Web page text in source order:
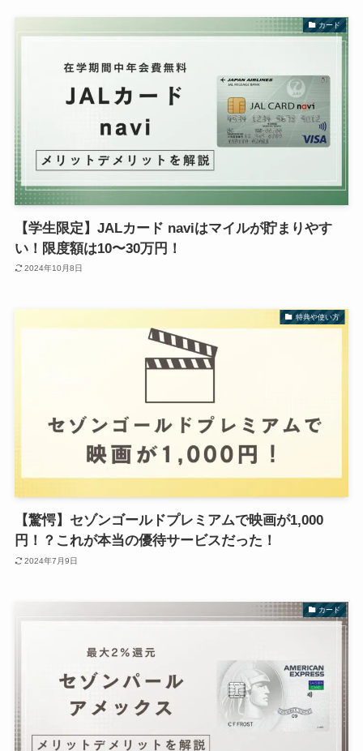
カード
【学生限定】JALカード naviはマイルが貯まりやす
い！限度額は10〜30万円！
2024年10月8日
特典や使い方
【驚愕】セゾンゴールドプレミアムで映画が1,000
円！？これが本当の優待サービスだった！
2024年7月9日
カード